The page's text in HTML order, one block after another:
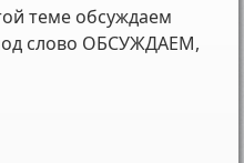
теме обсуждаем
слово ОБСУЖДАЕМ,